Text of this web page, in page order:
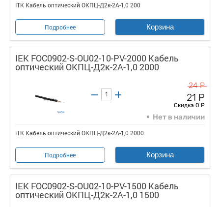
ITK Кабель оптический ОКПЦ-Д2к-2А-1,0 200
Подробнее Корзина
IEK FOC0902-S-OU02-10-PV-2000 Кабель
оптический ОКПЦ-Д2к-2А-1,0 2000
24 Р
21 Р
Скидка 0 Р
Нет в наличии
ITK Кабель оптический ОКПЦ-Д2к-2А-1,0 2000
Подробнее Корзина
IEK FOC0902-S-OU02-10-PV-1500 Кабель
оптический ОКПЦ-Д2к-2А-1,0 1500